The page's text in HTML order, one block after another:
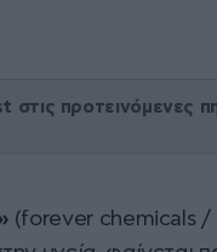
στις προτεινόμενες
(forever chemicals /